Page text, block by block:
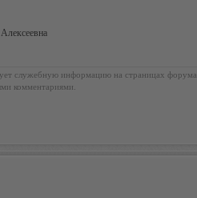
служебную информацию на страницах форума.
комментариями.